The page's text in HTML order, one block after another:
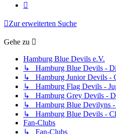
Zur erweiterten Suche
Gehe zu
Hamburg Blue Devils e.V.
↳ Hamburg Blue Devils -
↳ Hamburg Junior Devils -
↳ Hamburg Flag Devils -
↳ Hamburg Grey Devils -
↳ Hamburg Blue Devilyns -
↳ Hamburg Blue Devils -
Fan-Clubs
↳ Fan-Clubs